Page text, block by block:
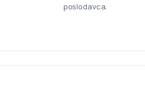
poslodavca.